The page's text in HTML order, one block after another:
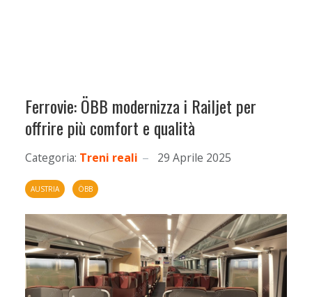
Ferrovie: ÖBB modernizza i Railjet per
offrire più comfort e qualità
Categoria: Treni reali 29 Aprile 2025
AUSTRIA ÖBB